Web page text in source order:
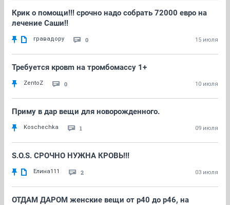
Крик о помощи!!! срочно надо собрать 72000 евро на
лечение Саши!!
гравадору 0 15 июля
Требуется кровm на тромбомассу 1+
ZentoZ 0 10 июля
Приму в дар вещи для новорожденного.
Koschechka 1 09 июля
S.O.S. СРОЧНО НУЖНА КРОВЬ!!!
Елина111 2 03 июля
ОТДАМ ДАРОМ женские вещи от р40 до р46, на